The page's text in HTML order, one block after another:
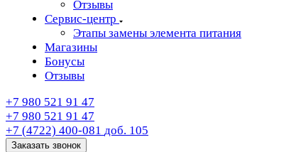
Отзывы
Сервис-центр
Этапы замены элемента питания
Магазины
Бонусы
Отзывы
+7 980 521 91 47
+7 980 521 91 47
+7 (4722) 400-081 доб. 105
Заказать звонок